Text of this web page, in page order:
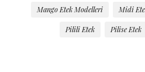
Mango Etek Modelleri Midi
Pilili Etek Pilise Etek